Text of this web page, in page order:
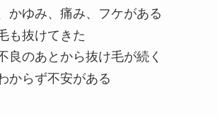
かゆみ、痛み、フケがある
も抜けてきた
良のあとから抜け毛が続く
からず不安がある